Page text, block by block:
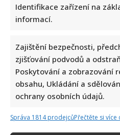
Identifikace zařízení na
informací.
Zajištění bezpečnosti,
zjišťování podvodů a
Poskytování a zobrazování
obsahu, Ukládání a
ochrany osobních údajů.
Správa 1814 prodejcůPřečtěte si více